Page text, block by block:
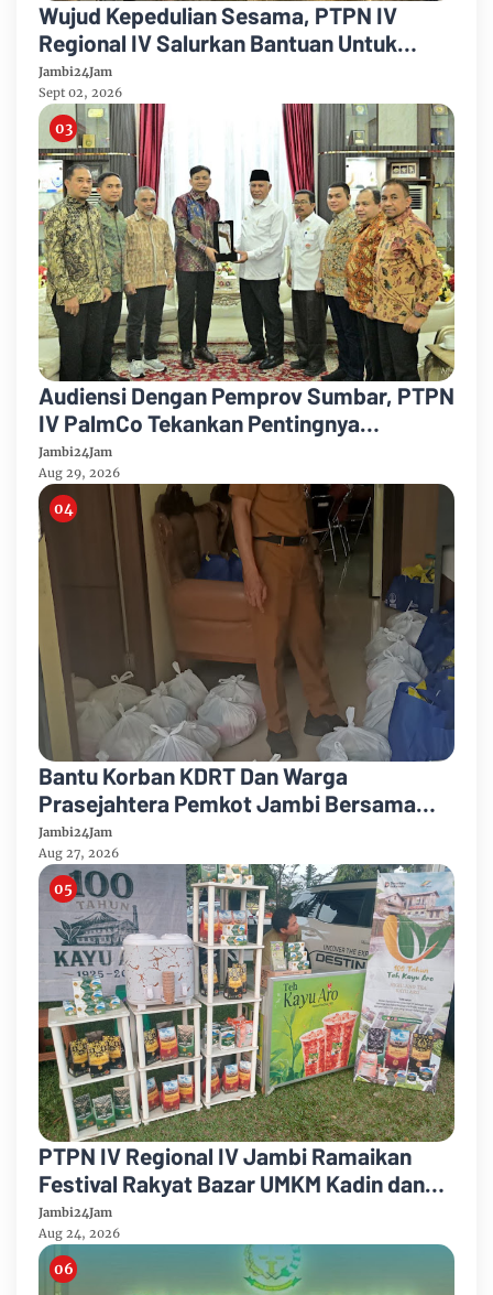
Wujud Kepedulian Sesama, PTPN IV
Regional IV Salurkan Bantuan Untuk
Pengobatan Putri Karyawan Pemanen
Jambi24Jam
Sept 02, 2026
Audiensi Dengan Pemprov Sumbar, PTPN
IV PalmCo Tekankan Pentingnya
Harmonisasi Operasional Kebun
Jambi24Jam
Aug 29, 2026
Bantu Korban KDRT Dan Warga
Prasejahtera Pemkot Jambi Bersama
PTPN IV Regional IV Salurkan Paket
Sembako
Jambi24Jam
Aug 27, 2026
PTPN IV Regional IV Jambi Ramaikan
Festival Rakyat Bazar UMKM Kadin dan
Korem 042/Garuda Putih
Jambi24Jam
Aug 24, 2026